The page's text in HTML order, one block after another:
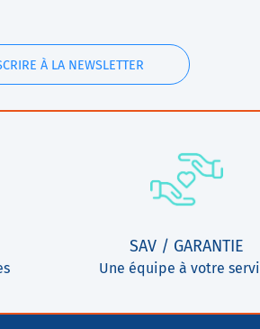
À LA NEWSLETTER
SAV / GARANTIE
Une équipe à votre